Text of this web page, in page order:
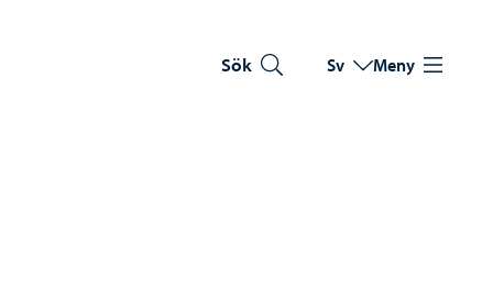
Sök Byt språk
Nuvarande språk:
Sv Meny